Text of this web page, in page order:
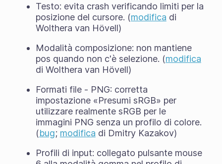
Testo: evita crash verificando limiti per la
posizione del cursore. (modifica di
Wolthera van Hövell)
Modalità composizione: non mantiene
pos quando non c'è selezione. (modifica
di Wolthera van Hövell)
Formati file - PNG: corretta
impostazione «Presumi sRGB» per
utilizzare realmente sRGB per le
immagini PNG senza un profilo di colore.
(bug; modifica di Dmitry Kazakov)
Profili di input: collegato pulsante mouse